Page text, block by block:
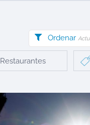
Ordenar
Restaurantes